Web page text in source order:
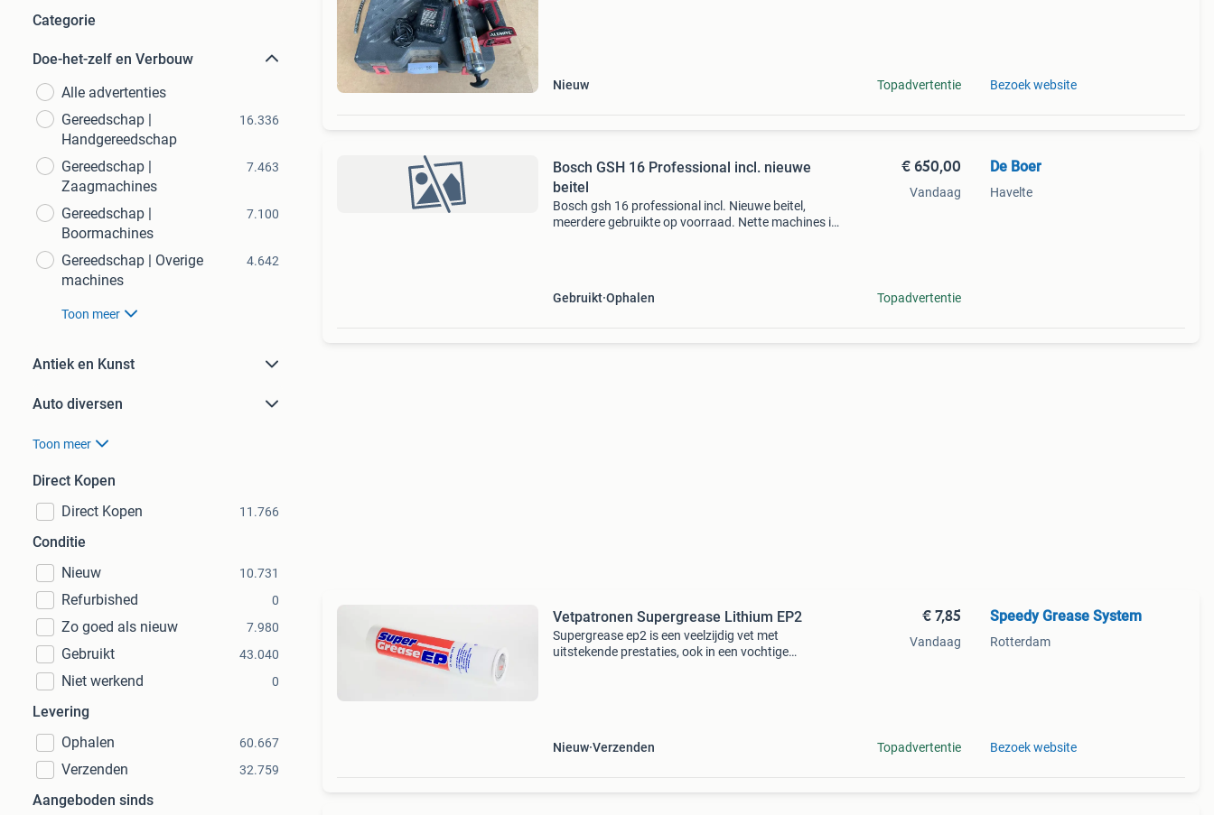
Categorie
Doe-het-zelf en Verbouw
Alle advertenties
Gereedschap |
Handgereedschap
16.336
Gereedschap |
Zaagmachines
7.463
Gereedschap |
Boormachines
7.100
Gereedschap | Overige
machines
4.642
Toon meer
Antiek en Kunst
Auto diversen
Toon meer
Direct Kopen
Direct Kopen
11.766
Conditie
Nieuw
10.731
Refurbished 0
Zo goed als nieuw 7.980
Gebruikt 43.040
Niet werkend 0
Levering
Ophalen
60.667
Verzenden 32.759
Aangeboden sinds
Nieuw Topadvertentie Bezoek website
Bosch GSH 16 Professional incl. nieuwe
beitel
Bosch gsh 16 professional incl. Nieuwe beitel,
meerdere gebruikte op voorraad. Nette machines in
Gebruikt Ophalen
€ 650,00
Vandaag
Topadvertentie
De Boer
Havelte
Vetpatronen Supergrease Lithium EP2
Supergrease ep2 is een veelzijdig vet met
uitstekende prestaties, ook in een vochtige
Nieuw Verzenden
€ 7,85
Vandaag
Topadvertentie
Speedy Grease System
Rotterdam
Bezoek website